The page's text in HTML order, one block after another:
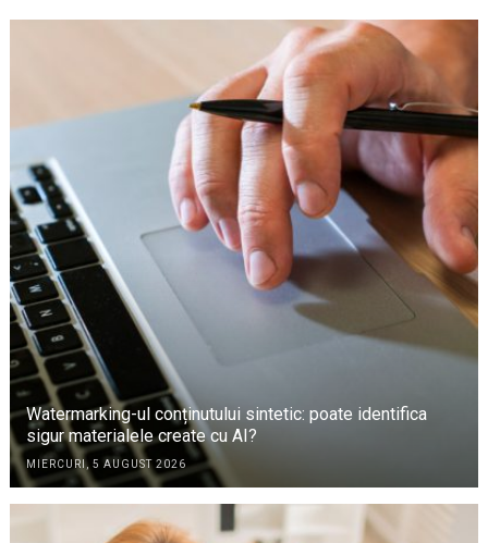
Watermarking-ul conținutului sintetic: poate identifica
sigur materialele create cu AI?
MIERCURI, 5 AUGUST 2026